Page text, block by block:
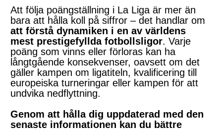
Att följa poängställning i La Liga är mer än
bara att hålla koll på siffror – det handlar om
att förstå dynamiken i en av världens
mest prestigefyllda fotbollsligor. Varje
poäng som vinns eller förloras kan ha
långtgående konsekvenser, oavsett om det
gäller kampen om ligatiteln, kvalificering till
europeiska turneringar eller kampen för att
undvika nedflyttning.
Genom att hålla dig uppdaterad med den
senaste informationen kan du bättre